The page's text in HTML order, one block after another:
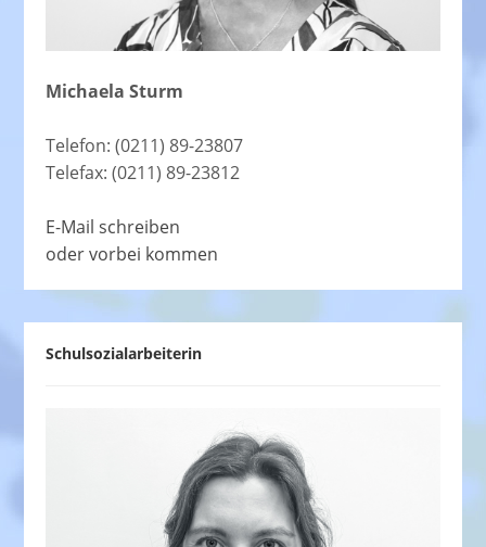
Michaela Sturm
Telefon: (0211) 89-23807
Telefax: (0211) 89-23812
E-Mail schreiben
oder vorbei kommen
Schulsozialarbeiterin